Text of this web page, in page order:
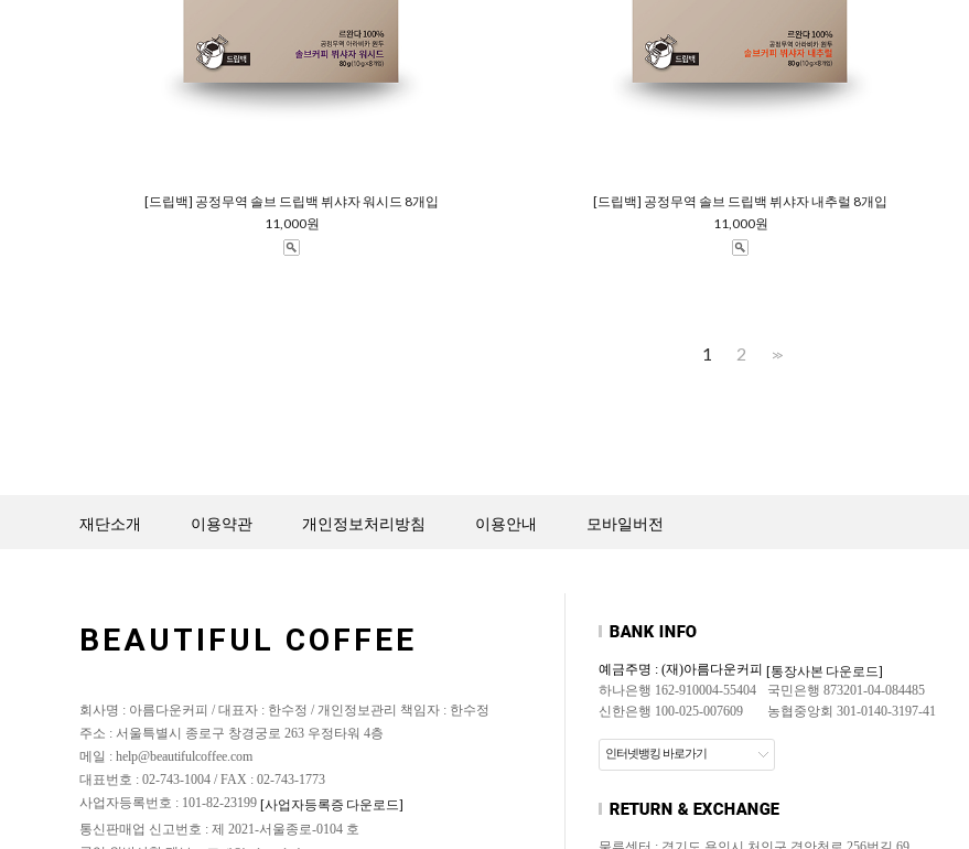
[드립백] 공정무역 솔브 드립백 뷔샤자 워시드 8개입
11,000원
[드립백] 공정무역 솔브 드립백 뷔샤자 내추럴 8개입
11,000원
1 2 >>
재단소개 이용약관 개인정보처리방침 이용안내 모바일버전
BEAUTIFUL COFFEE
회사명 : 아름다운커피 / 대표자 : 한수정 / 개인정보관리 책임자 : 한수정
주소 : 서울특별시 종로구 창경궁로 263 우정타워 4층
메일 : help@beautifulcoffee.com
대표번호 : 02-743-1004 / FAX : 02-743-1773
사업자등록번호 : 101-82-23199 [사업자등록증 다운로드]
통신판매업 신고번호 : 제 2021-서울종로-0104 호
예금주명 : (재)아름다운커피 [통장사본 다운로드]
하나은행 162-910004-55404
국민은행 873201-04-084485
신한은행 100-025-007609
농협중앙회 301-0140-3197-41
인터넷뱅킹 바로가기